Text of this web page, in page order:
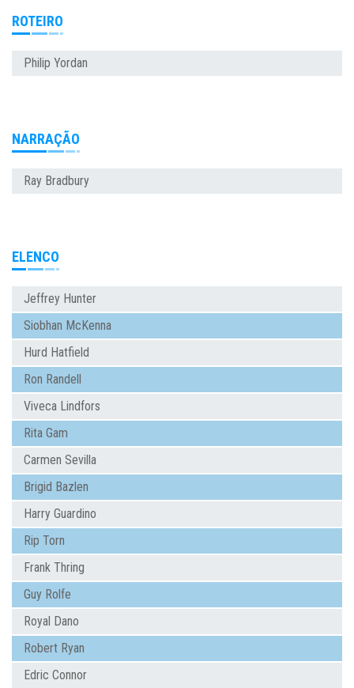
ROTEIRO
Philip Yordan
NARRAÇÃO
Ray Bradbury
ELENCO
Jeffrey Hunter
Siobhan McKenna
Hurd Hatfield
Ron Randell
Viveca Lindfors
Rita Gam
Carmen Sevilla
Brigid Bazlen
Harry Guardino
Rip Torn
Frank Thring
Guy Rolfe
Royal Dano
Robert Ryan
Edric Connor